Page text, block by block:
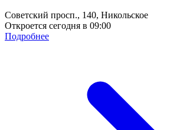
Советский просп., 140, Никольское
Откроется сегодня в 09:00
Подробнее